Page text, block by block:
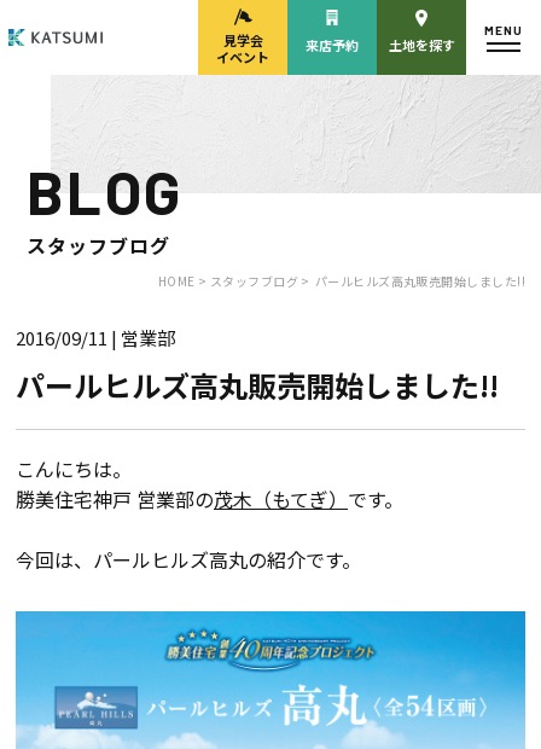
モデルハウス
来場予約
見学会・
来店予約
HOME
物件検索
分譲モデルハウス
おすすめ分譲地
見学会
イベント
来店予約 土地を探す
MENU
BLOG
スタッフブログ
HOME > スタッフブログ > パールヒルズ高丸販売開始しました!!
2016/09/11 | 営業部
パールヒルズ高丸販売開始しました!!
こんにちは。
勝美住宅神戸 営業部の茂木（もてぎ） です。
今回は、パールヒルズ高丸の紹介です。